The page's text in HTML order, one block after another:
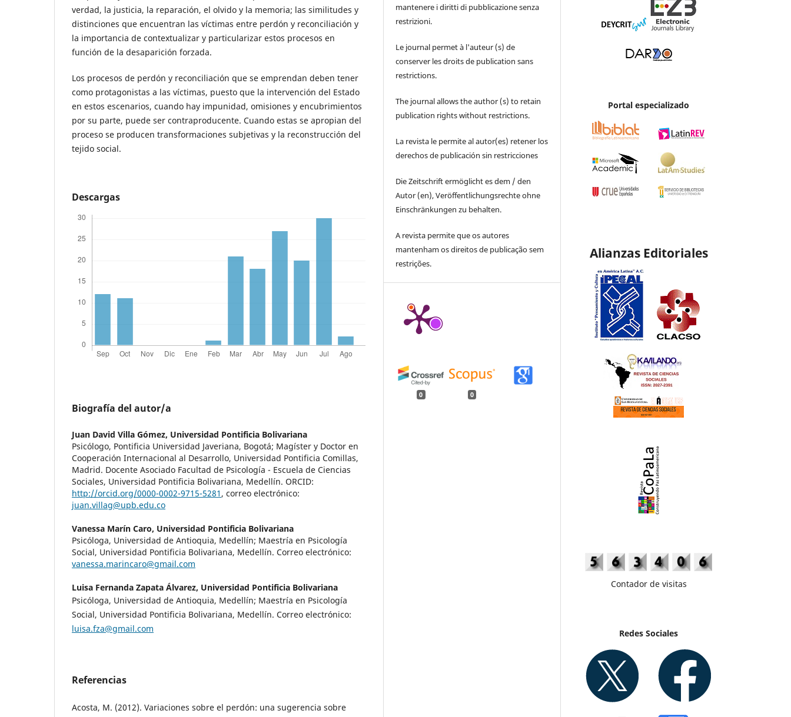
verdad, la justicia, la reparación, el olvido y la memoria; las similitudes y
distinciones que encuentran las víctimas entre perdón y reconciliación y
la importancia de contextualizar y particularizar estos procesos en
función de la desaparición forzada.
Los procesos de perdón y reconciliación que se emprendan deben tener
como protagonistas a las víctimas, puesto que la intervención del Estado
en estos escenarios, cuando hay impunidad, omisiones y encubrimientos
por su parte, puede ser contraproducente. Cuando estas se apropian del
proceso se producen transformaciones subjetivas y la reconstrucción del
tejido social.
Descargas
Biografía del autor/a
Juan David Villa Gómez, Universidad Pontificia Bolivariana
Psicólogo, Pontificia Universidad Javeriana, Bogotá; Magíster y Doctor en
Cooperación Internacional al Desarrollo, Universidad Pontificia Comillas,
Madrid. Docente Asociado Facultad de Psicología - Escuela de Ciencias
Sociales, Universidad Pontificia Bolivariana, Medellín. ORCID:
http://orcid.org/0000-0002-9715-5281 , correo electrónico:
juan.villag@upb.edu.co
Vanessa Marín Caro, Universidad Pontificia Bolivariana
Psicóloga, Universidad de Antioquia, Medellín; Maestría en Psicología
Social, Universidad Pontificia Bolivariana, Medellín. Correo electrónico:
vanessa.marincaro@gmail.com
Luisa Fernanda Zapata Álvarez, Universidad Pontificia Bolivariana
Psicóloga, Universidad de Antioquia, Medellín; Maestría en Psicología
Social, Universidad Pontificia Bolivariana, Medellín. Correo electrónico:
luisa.fza@gmail.com
Referencias
Acosta, M. (2012). Variaciones sobre el perdón: una sugerencia sobre
mantenere i diritti di pubblicazione senza
restrizioni.
Le journal permet à l'auteur (s) de
conserver les droits de publication sans
restrictions.
The journal allows the author (s) to retain
publication rights without restrictions.
La revista le permite al autor(es) retener los
derechos de publicación sin restricciones
Die Zeitschrift ermöglicht es dem / den
Autor (en), Veröffentlichungsrechte ohne
Einschränkungen zu behalten.
A revista permite que os autores
mantenham os direitos de publicação sem
restrições.
0 0
Portal especializado
Alianzas Editoriales
Contador de visitas
Redes Sociales